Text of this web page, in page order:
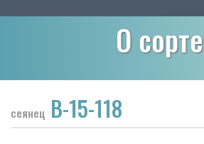
О сорте
сеянец В-15-118